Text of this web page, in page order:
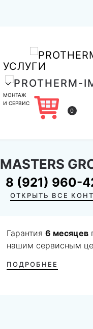
УСЛУГИ
МОНТАЖ
И СЕРВИС
0
MASTERS
8 (921) 960-
ОТКРЫТЬ ВСЕ
Гарантия6 месяцев
нашим сервисным
ПОДРОБНЕЕ